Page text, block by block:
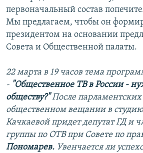
первоначальный состав
Мы предлагаем, чтобы он
президентом на основании
Совета и Общественной палаты.
22 марта в 19 часов тема
- "Общественное ТВ в России -
обществу?"После
общественном вещании в
Качкаевой придет депутат ГД и
группы по ОТВ при Совете по
Пономарев. Увенчается ли